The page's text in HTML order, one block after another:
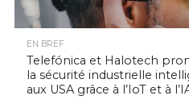
EN BREF
Telefónica et Halotech
la sécurité industrielle
aux USA grâce à l’IoT et à